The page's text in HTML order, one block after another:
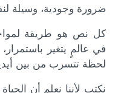
ضرورة وجودية، وسيلة
كل نص هو طريقة
في عالمٍ يتغير
لحظة تتسرب من بين
نكتب لأننا نعلم أن